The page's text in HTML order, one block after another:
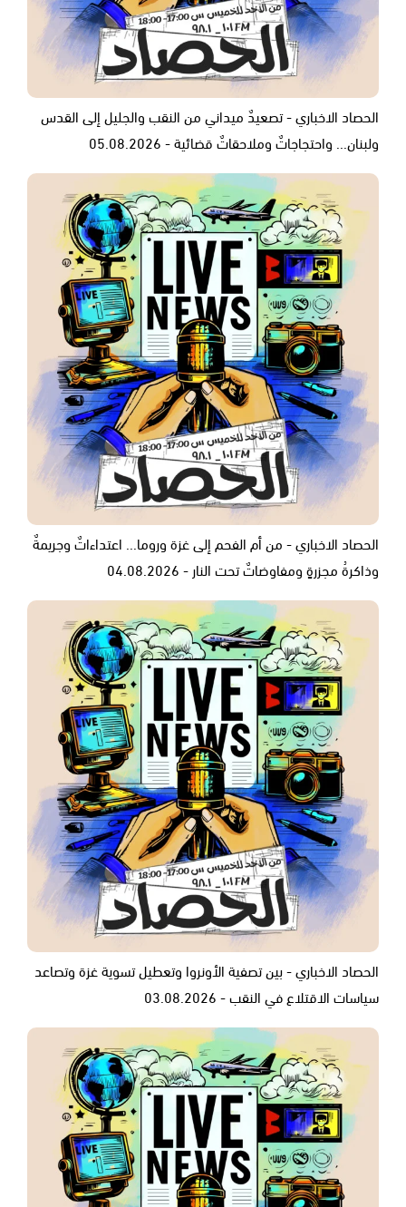
الحصاد الاخباري - تصعيدٌ ميداني من النقب والجليل إلى القدس
ولبنان... واحتجاجاتٌ وملاحقاتٌ قضائية - 05.08.2026
الحصاد الاخباري - من أم الفحم إلى غزة وروما... اعتداءاتٌ وجريمةٌ
وذاكرةُ مجزرةٍ ومفاوضاتٌ تحت النار - 04.08.2026
الحصاد الاخباري - بين تصفية الأونروا وتعطيل تسوية غزة وتصاعد
سياسات الاقتلاع في النقب - 03.08.2026